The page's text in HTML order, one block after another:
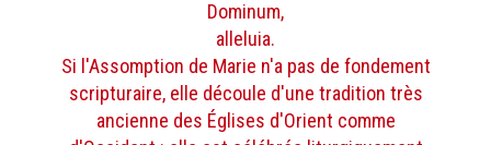
Dominum,
alleluia.
Si l'Assomption de Marie n'a pas de fondement
scripturaire, elle découle d'une tradition très
ancienne des Églises d'Orient comme